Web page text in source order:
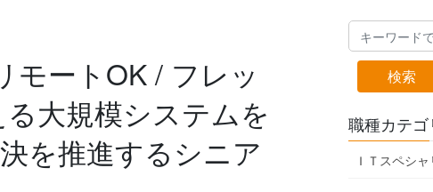
モートOK / フレッ
大規模システムを
を推進するシニア
検索
職種カテゴ
ＩＴスペシ